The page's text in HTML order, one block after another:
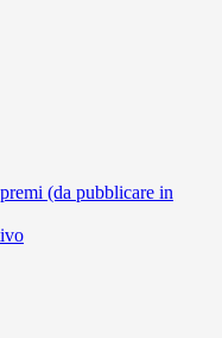
(da pubblicare in